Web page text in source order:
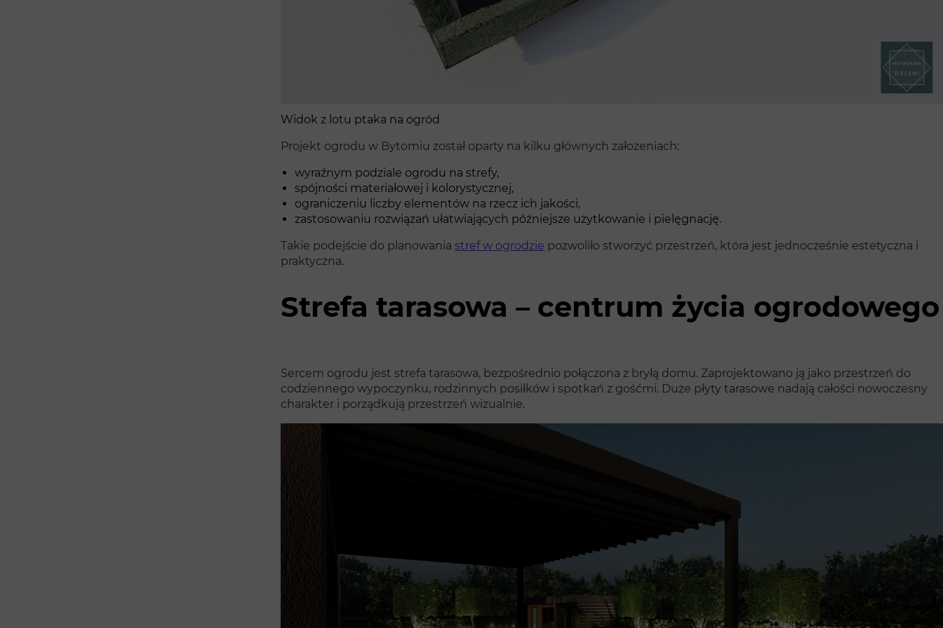
Widok z lotu ptaka na ogród
Projekt ogrodu w Bytomiu został oparty na kilku głównych założeniach:
wyraźnym podziale ogrodu na strefy,
spójności materiałowej i kolorystycznej,
ograniczeniu liczby elementów na rzecz ich jakości,
zastosowaniu rozwiązań ułatwiających późniejsze użytkowanie i pielęgnację.
Takie podejście do planowania stref w ogrodzie pozwoliło stworzyć przestrzeń, która jest jednocześnie estetyczna i
praktyczna.
Strefa tarasowa – centrum życia ogrodowego
Sercem ogrodu jest strefa tarasowa, bezpośrednio połączona z bryłą domu. Zaprojektowano ją jako przestrzeń do
codziennego wypoczynku, rodzinnych posiłków i spotkań z gośćmi. Duże płyty tarasowe nadają całości nowoczesny
charakter i porządkują przestrzeń wizualnie.